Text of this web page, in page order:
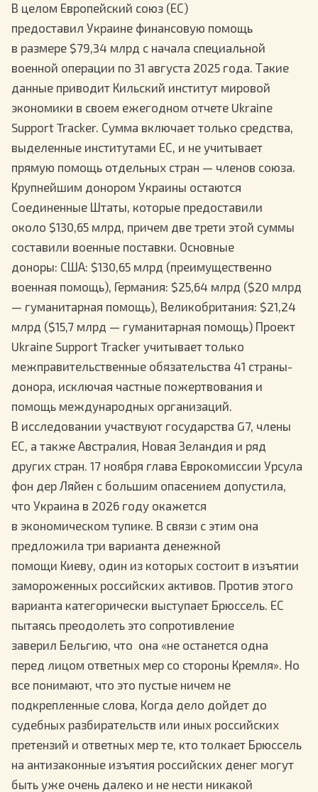
В целом Европейский союз (ЕС)
предоставил Украине финансовую помощь
в размере $79,34 млрд с начала специальной
военной операции по 31 августа 2025 года. Такие
данные приводит Кильский институт мировой
экономики в своем ежегодном отчете Ukraine
Support Tracker. Сумма включает только средства,
выделенные институтами ЕС, и не учитывает
прямую помощь отдельных стран — членов союза.
Крупнейшим донором Украины остаются
Соединенные Штаты, которые предоставили
около $130,65 млрд, причем две трети этой суммы
составили военные поставки. Основные
доноры: США: $130,65 млрд (преимущественно
военная помощь), Германия: $25,64 млрд ($20 млрд
— гуманитарная помощь), Великобритания: $21,24
млрд ($15,7 млрд — гуманитарная помощь) Проект
Ukraine Support Tracker учитывает только
межправительственные обязательства 41 страны-
донора, исключая частные пожертвования и
помощь международных организаций.
В исследовании участвуют государства G7, члены
ЕС, а также Австралия, Новая Зеландия и ряд
других стран. 17 ноября глава Еврокомиссии Урсула
фон дер Ляйен с большим опасением допустила,
что Украина в 2026 году окажется
в экономическом тупике. В связи с этим она
предложила три варианта денежной
помощи Киеву, один из которых состоит в изъятии
замороженных российских активов. Против этого
варианта категорически выступает Брюссель. ЕС
пытаясь преодолеть это сопротивление
заверил Бельгию, что она «не останется одна
перед лицом ответных мер со стороны Кремля». Но
все понимают, что это пустые ничем не
подкрепленные слова, Когда дело дойдет до
судебных разбирательств или иных российских
претензий и ответных мер те, кто толкает Брюссель
на антизаконные изъятия российских денег могут
быть уже очень далеко и не нести никакой